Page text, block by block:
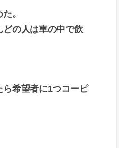
。
の人は車の中で飲
希望者に1つコーピ